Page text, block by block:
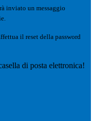
inviato un messaggio
il reset della password
di posta elettronica!